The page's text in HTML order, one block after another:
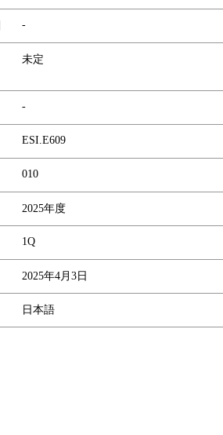
-
未定
-
ESI.E609
010
2025年度
1Q
2025年4月3日
日本語